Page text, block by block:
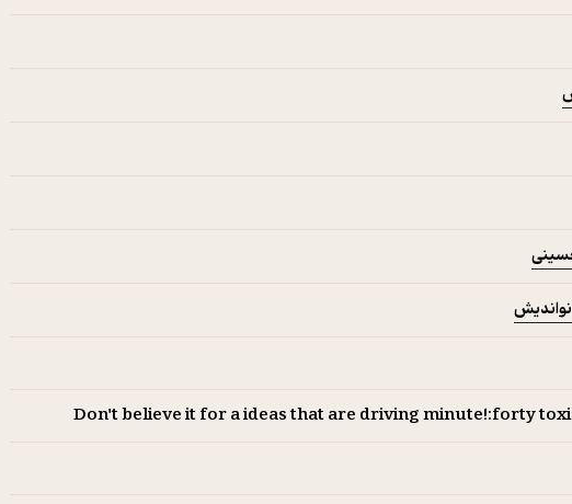
Don't believe it for a ideas that are driving minute!:forty